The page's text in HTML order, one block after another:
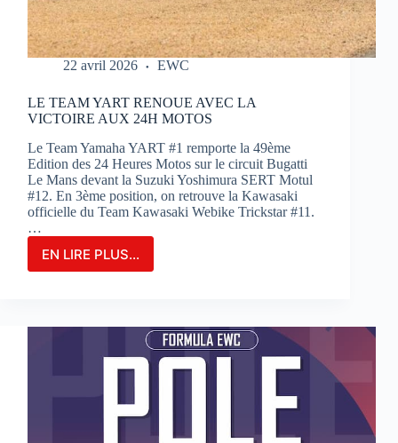
22 avril 2026 EWC
LE TEAM YART RENOUE AVEC LA
VICTOIRE AUX 24H MOTOS
Le Team Yamaha YART #1 remporte la 49ème
Edition des 24 Heures Motos sur le circuit Bugatti
Le Mans devant la Suzuki Yoshimura SERT Motul
#12. En 3ème position, on retrouve la Kawasaki
officielle du Team Kawasaki Webike Trickstar #11.
…
EN LIRE PLUS...
LE
AVEC
VICTOIRE
MOTOS